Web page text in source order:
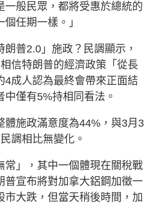
一般民眾，都將受惠於總統的
任期一樣。」
普2.0」施政？民調顯示，
信特朗普的經濟政策「從長
4成人認為最終會帶來正面結
僅有5%持相同看法。
體施政滿意度為44%，與3月3
調相比無變化。
常」，其中一個體現在關稅戰
普宣布將對加拿大鋁鋼加徵一
市大跌，但當天稍後時間，加